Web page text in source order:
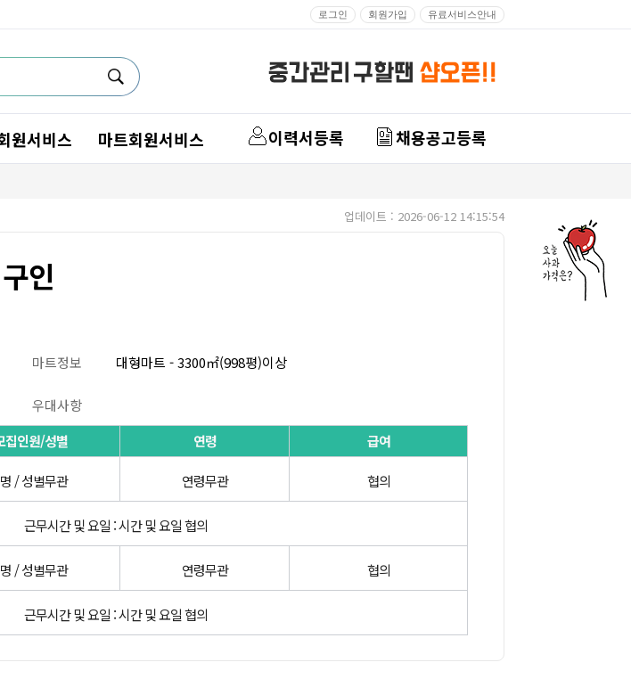
로그인 회원가입 유료서비스안내
원서비스 마트회원서비스 이력서등록 채용공고등록
업데이트 : 2026-06-12 14:15:54
인
마트정보
대형마트 - 3300㎡(998평)이상
우대사항
집인원/성별 연령 급여
/ 성별무관 연령무관 협의
근무시간 및 요일 : 시간 및 요일 협의
/ 성별무관 연령무관 협의
근무시간 및 요일 : 시간 및 요일 협의